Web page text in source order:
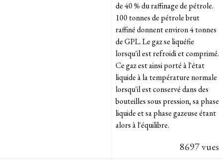
de 40 % du raffinage de pétrole.
100 tonnes de pétrole brut
raffiné donnent environ 4 tonnes
de GPL. Le gaz se liquéfie
lorsqu'il est refroidi et comprimé.
Ce gaz est ainsi porté à l'état
liquide à la température normale
lorsqu'il est conservé dans des
bouteilles sous pression, sa phase
liquide et sa phase gazeuse étant
alors à l'équilibre.
8697 vues